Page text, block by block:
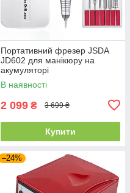
Портативний фрезер JSDA
JD602 для манікюру на
акумуляторі
В наявності
2 099 ₴ 3 699 ₴
Купити
–24%